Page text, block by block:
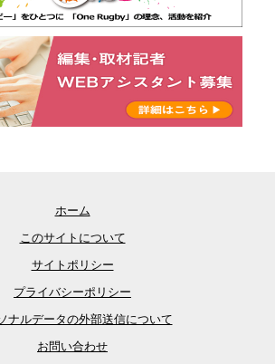
ホーム
このサイトについて
サイトポリシー
プライバシーポリシー
ナルデータの外部送信について
お問い合わせ